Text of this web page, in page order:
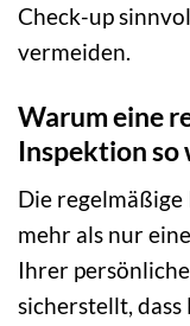
Check-up
vermeiden.
Warum eine
Inspektion
Die
mehr als nur
Ihrer
sicherstellt, dass